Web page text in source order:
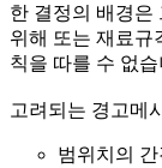
한 결정의 배경은
위해 또는 재료규
칙을 따를 수 없습
고려되는 경고메
범위치의